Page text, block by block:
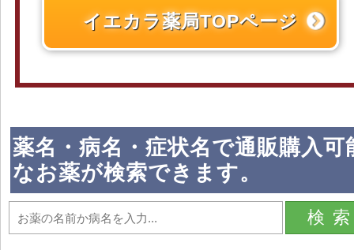
イエカラ薬局TOPページ
薬名・病名・症状名で通販購入可
なお薬が検索できます。
検